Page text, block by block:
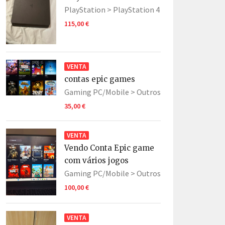
PlayStation > PlayStation 4
115,00 €
VENTA
contas epic games
Gaming PC/Mobile > Outros
35,00 €
VENTA
Vendo Conta Epic game
com vários jogos
Gaming PC/Mobile > Outros
100,00 €
VENTA